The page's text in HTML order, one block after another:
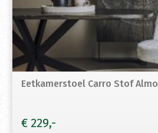
Eetkamerstoel Carro Stof
€ 229